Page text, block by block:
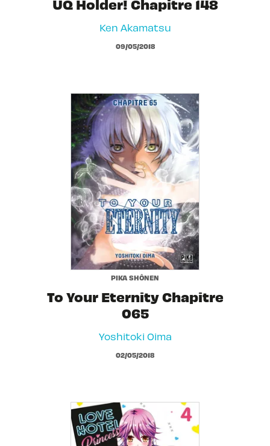
UQ Holder! Chapitre 148
Ken Akamatsu
09/05/2018
PIKA SHÔNEN
To Your Eternity Chapitre
065
Yoshitoki Oima
02/05/2018